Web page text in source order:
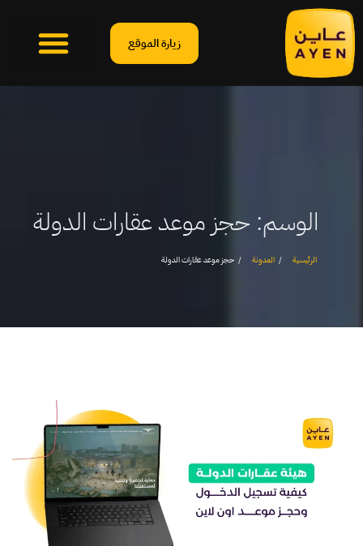
زيارة الموقع
الوسم: حجز موعد عقارات الدولة
الرئيسية المدونة حجز موعد عقارات الدولة